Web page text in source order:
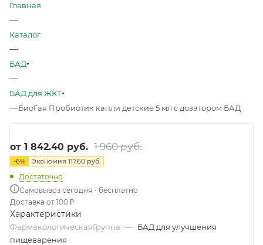
Главная
—
Каталог
—
БАД
—
БАД для ЖКТ
—БиоГая Пробиотик капли детские 5 мл с дозатором БАД
от 1 842.40 руб. 1 960 руб.
-6% Экономия 117.60 руб.
Достаточно
Самовывоз сегодня - бесплатно
Доставка от 100 ₽
Характеристики
ФармакологическаяГруппа — БАД для улучшения
пищеварения